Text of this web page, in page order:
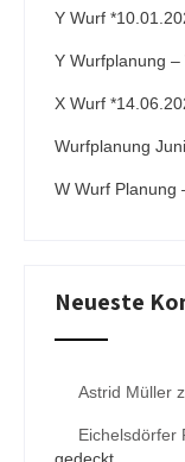
Y Wurf
Y Wurfplanung
X Wurf
Wurfplanung
W Wurf Planung
Neueste
Astrid Müller
Eichelsdörfer